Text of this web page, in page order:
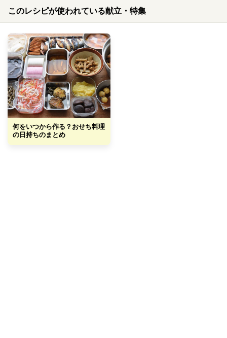
このレシピが使われている献立・特集
何をいつから作る？おせち料理
の日持ちのまとめ